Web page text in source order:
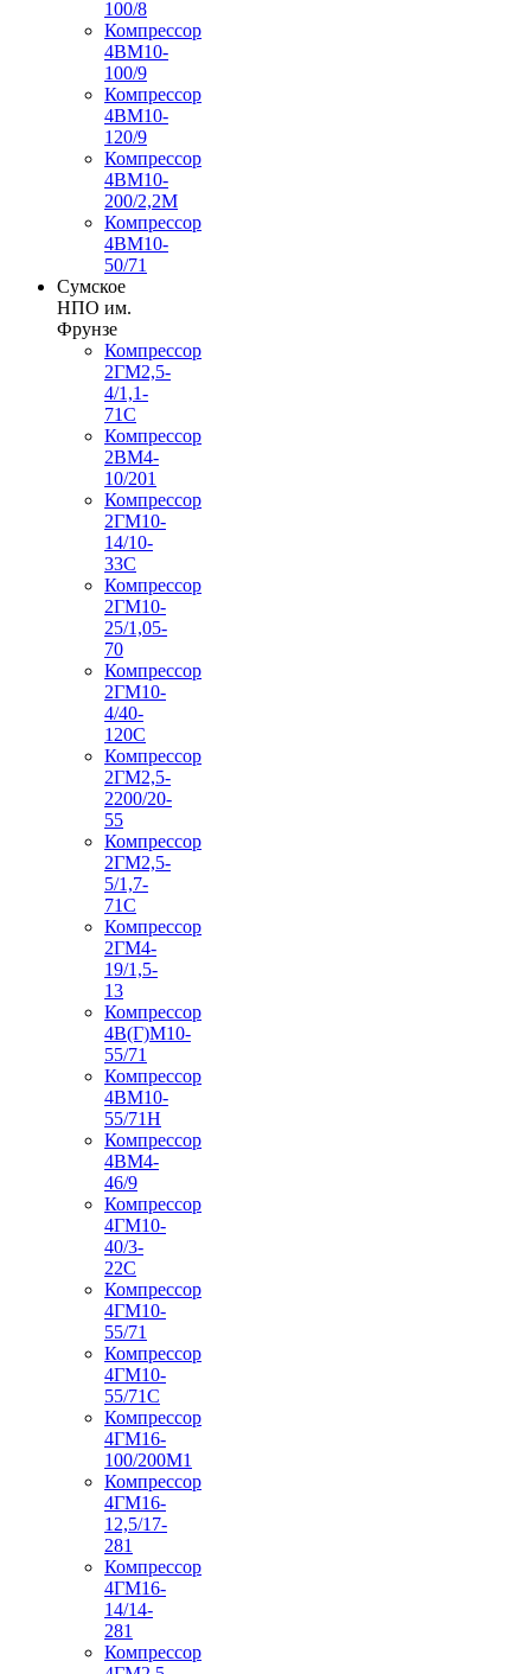
100/8
Компрессор
4ВМ10-
100/9
Компрессор
4ВМ10-
120/9
Компрессор
4ВМ10-
200/2,2М
Компрессор
4ВМ10-
50/71
Сумское
НПО им.
Фрунзе
Компрессор
2ГМ2,5-
4/1,1-
71С
Компрессор
2ВМ4-
10/201
Компрессор
2ГМ10-
14/10-
33С
Компрессор
2ГМ10-
25/1,05-
70
Компрессор
2ГМ10-
4/40-
120С
Компрессор
2ГМ2,5-
2200/20-
55
Компрессор
2ГМ2,5-
5/1,7-
71С
Компрессор
2ГМ4-
19/1,5-
13
Компрессор
4В(Г)М10-
55/71
Компрессор
4ВМ10-
55/71Н
Компрессор
4ВМ4-
46/9
Компрессор
4ГМ10-
40/3-
22С
Компрессор
4ГМ10-
55/71
Компрессор
4ГМ10-
55/71С
Компрессор
4ГМ16-
100/200М1
Компрессор
4ГМ16-
12,5/17-
281
Компрессор
4ГМ16-
14/14-
281
Компрессор